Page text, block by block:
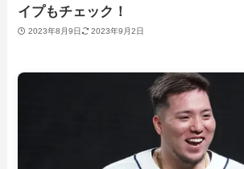
イプもチェック！
2023年8月9日 2023年9月2日